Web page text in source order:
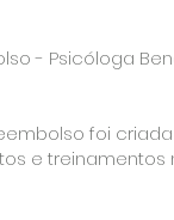
- Psicóloga
foi
e